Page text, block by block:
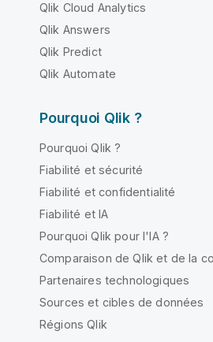
Qlik Cloud Analytics
Qlik Answers
Qlik Predict
Qlik Automate
Pourquoi Qlik ?
Pourquoi Qlik ?
Fiabilité et sécurité
Fiabilité et confidentialité
Fiabilité et IA
Pourquoi Qlik pour l'IA ?
Comparaison de Qlik et de la
Partenaires technologiques
Sources et cibles de données
Régions Qlik